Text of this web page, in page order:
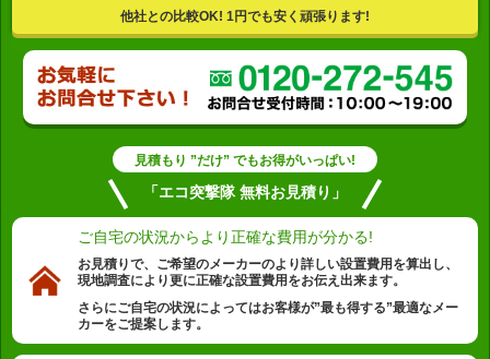
他社との比較OK! 1円でも安く頑張ります!
見積もり ”だけ” でもお得がいっぱい!
「エコ突撃隊 無料お見積り」
ご自宅の状況から より正確な費用が分かる!
お見積りで、ご希望のメーカーのより詳しい設置費用を算出し、
現地調査により更に正確な設置費用をお伝え出来ます。
さらにご自宅の状況によってはお客様が”最も得する”最適なメー
カーをご提案します。